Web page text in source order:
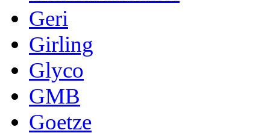
Geri
Girling
Glyco
GMB
Goetze